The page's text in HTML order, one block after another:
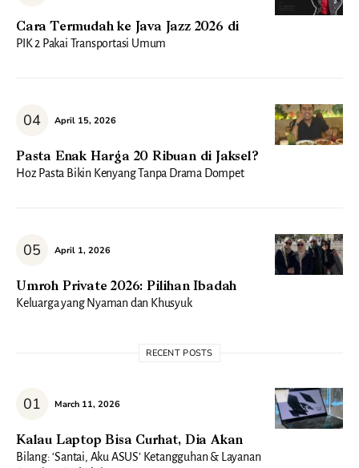
Cara Termudah ke Java Jazz 2026 di
PIK 2 Pakai Transportasi Umum
April 15, 2026
Pasta Enak Harga 20 Ribuan di Jaksel?
Hoz Pasta Bikin Kenyang Tanpa Drama Dompet
April 1, 2026
Umroh Private 2026: Pilihan Ibadah
Keluarga yang Nyaman dan Khusyuk
RECENT POSTS
March 11, 2026
Kalau Laptop Bisa Curhat, Dia Akan
Bilang: ‘Santai, Aku ASUS’ Ketangguhan & Layanan